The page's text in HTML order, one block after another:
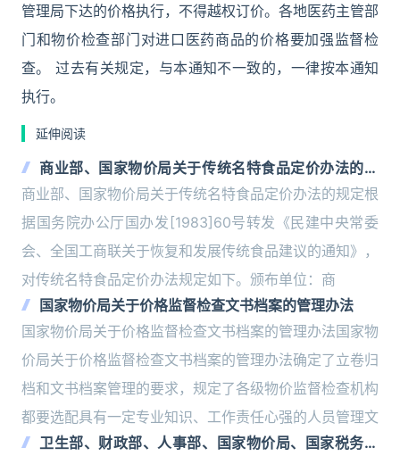
管理局下达的价格执行，不得越权订价。各地医药主管部
门和物价检查部门对进口医药商品的价格要加强监督检
查。 过去有关规定，与本通知不一致的，一律按本通知
执行。
延伸阅读
商业部、国家物价局关于传统名特食品定价办法的规
定
商业部、国家物价局关于传统名特食品定价办法的规定根
据国务院办公厅国办发[1983]60号转发《民建中央常委
会、全国工商联关于恢复和发展传统食品建议的通知》，
对传统名特食品定价办法规定如下。颁布单位：商
国家物价局关于价格监督检查文书档案的管理办法
国家物价局关于价格监督检查文书档案的管理办法国家物
价局关于价格监督检查文书档案的管理办法确定了立卷归
档和文书档案管理的要求，规定了各级物价监督检查机构
都要选配具有一定专业知识、工作责任心强的人员管理文
卫生部、财政部、人事部、国家物价局、国家税务局